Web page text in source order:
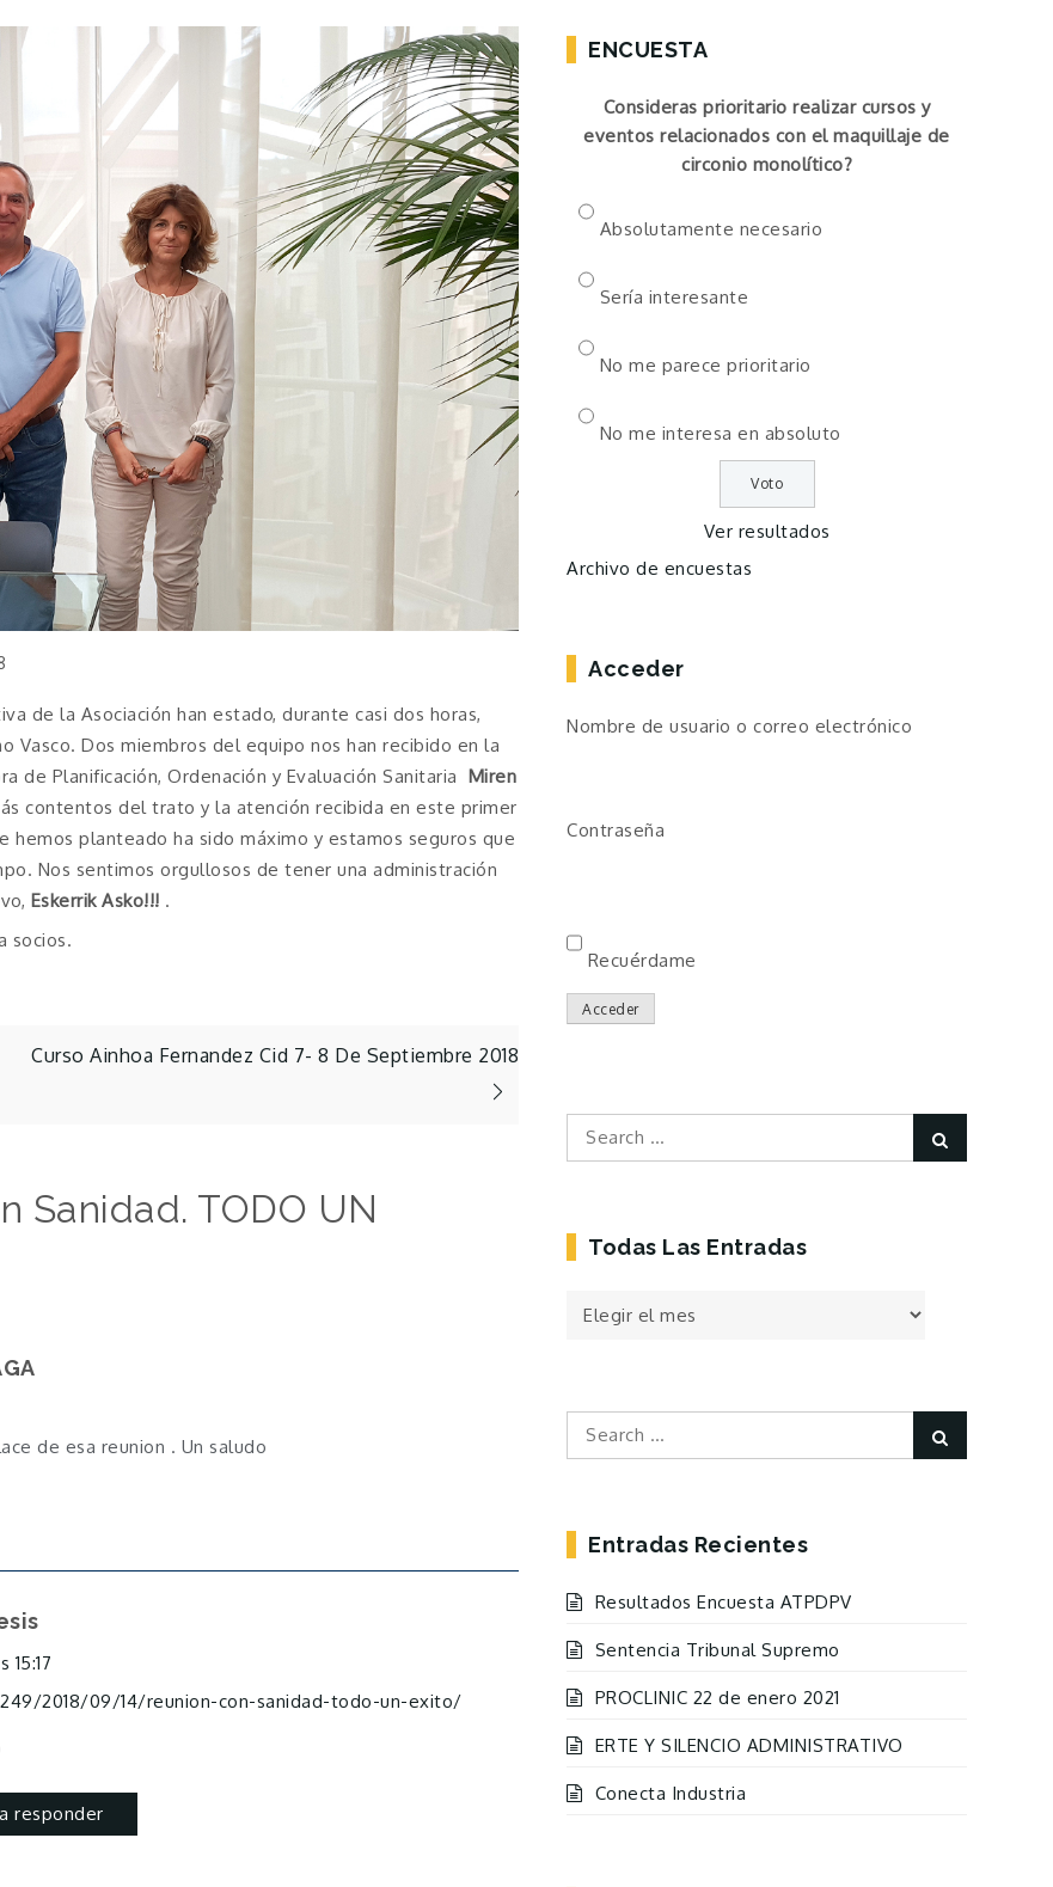
de la Asociación han estado, durante casi dos horas,
Dos miembros del equipo nos han recibido en la
Planificación, Ordenación y Evaluación Sanitaria Miren
contentos del trato y la atención recibida en este primer
planteado ha sido máximo y estamos seguros que
Nos sentimos orgullosos de tener una administración
Eskerrik Asko!!! .
socios.
Curso Ainhoa Fernandez Cid 7- 8 De Septiembre 2018
Sanidad. TODO UN
de esa reunion . Un saludo
15:17
2018/09/14/reunion-con-sanidad-todo-un-exito/
responder
ENCUESTA
Consideras prioritario realizar cursos y
eventos relacionados con el maquillaje de
circonio monolítico?
Absolutamente necesario
Sería interesante
No me parece prioritario
No me interesa en absoluto
Ver resultados
Archivo de encuestas
Acceder
Nombre de usuario o correo electrónico
Contraseña
Recuérdame
Acceder
Search
for:
Todas Las Entradas
Todas
Search
for:
Entradas Recientes
Resultados Encuesta ATPDPV
Sentencia Tribunal Supremo
PROCLINIC 22 de enero 2021
ERTE Y SILENCIO ADMINISTRATIVO
Conecta Industria